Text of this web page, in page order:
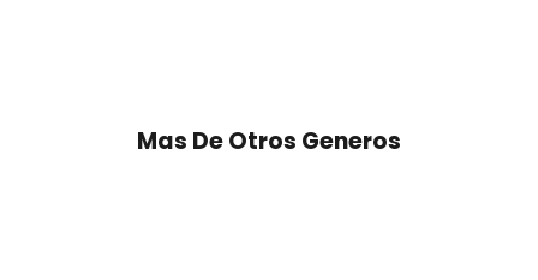
Mas De Otros Generos